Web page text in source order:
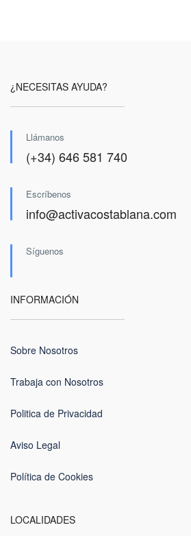
¿NECESITAS AYUDA?
Llámanos
(+34) 646 581 740
Escríbenos
info@activacostablana.com
Síguenos
INFORMACIÓN
Sobre Nosotros
Trabaja con Nosotros
Politica de Privacidad
Aviso Legal
Política de Cookies
LOCALIDADES